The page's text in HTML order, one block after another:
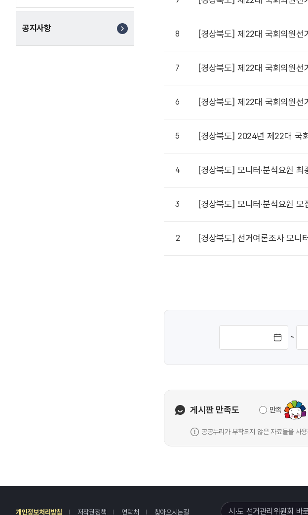
공지사항
8 [경상북도] 제22대 국회의원선거 선
7 [경상북도] 제22대 국회의원선
6 [경상북도] 제22대 국회의원선
5 [경상북도] 2024년 제22대 국회
4 [경상북도] 모니터·분석요원 최
3 [경상북도] 모니터·분석요원 모
2 [경상북도] 선거여론조사 모니
~
게시판 만족도 만족
공공누리가 부착되지 않은 자료들을 사
개인정보처리방침 저작권정책 연락처 찾아오시는길 시·도 선거관리위원회 바